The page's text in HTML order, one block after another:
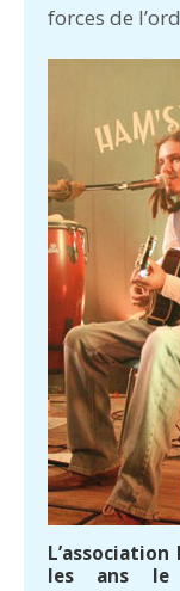
forces de
les ans le